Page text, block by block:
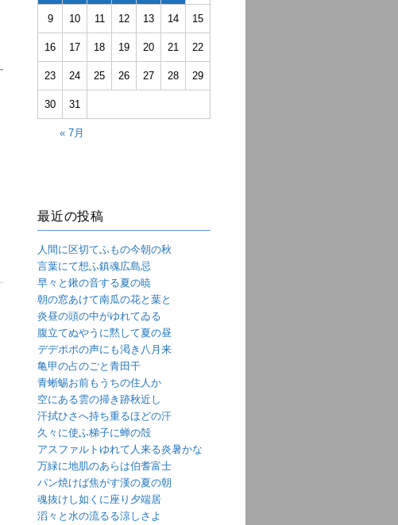
9 10 11 12 13 14 15
16 17 18 19 20 21 22
23 24 25 26 27 28 29
30 31
« 7月
最近の投稿
人間に区切てふもの今朝の秋
言葉にて想ふ鎮魂広島忌
早々と鍬の音する夏の暁
朝の窓あけて南瓜の花と葉と
炎昼の頭の中がゆれてゐる
腹立てぬやうに黙して夏の昼
デデポポの声にも渇き八月来
亀甲の占のごと青田干
青蜥蜴お前もうちの住人か
空にある雲の掃き跡秋近し
汗拭ひさへ持ち重るほどの汗
久々に使ふ梯子に蝉の殻
アスファルトゆれて人来る炎暑かな
万緑に地肌のあらは伯耆富士
パン焼けば焦がす漢の夏の朝
魂抜けし如くに座り夕端居
滔々と水の流るる涼しさよ